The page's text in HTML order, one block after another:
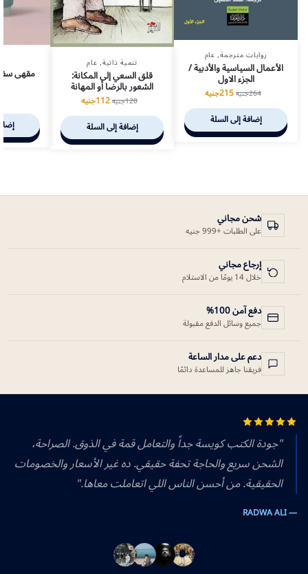
روايات مترجمة,عام
الأعمال السياسية والأدبية /
الجزء الاول
264جنيه215جنيه
إضافة إلى السلة
تنمية ذاتية,عام
قلق السعي إلى المكانة:
الشعور بالرضا أو المهانة
120جنيه112جنيه
إضافة إلى السلة
مقهى
شحن مجاني
على الطلبات +999 جنيه
إرجاع مجاني
خلال 14 يومًا من الاستلام
دفع آمن 100%
جميع وسائل الدفع مقبولة
دعم على مدار الساعة
فريقنا جاهز للمساعدة دائمًا
"جودة الكتب كويسة جداً والتعامل قمة في الذوق. الصراحة،
الشحن سريع والحاجة تحفة حقيقي. ده غير الأسعار والخصومات
الحقيقية. من أحسن الناس اللي اتعاملت معاها."
— RADWA ALI